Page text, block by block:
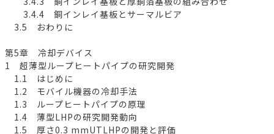
3.4.4 銅インレイ基板とサーマルビア
3.5 おわりに
第5章 冷却デバイス
1 超薄型ループヒートパイプの研究開発
1.1 はじめに
1.2 モバイル機器の冷却手法
1.3 ループヒートパイプの原理
1.4 薄型LHPの研究開発動向
1.5 厚さ0.3 mmUTLHPの開発と評価